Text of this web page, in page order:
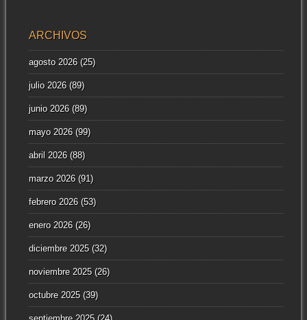
ARCHIVOS
agosto 2026(25)
julio 2026(89)
junio 2026(89)
mayo 2026(99)
abril 2026(88)
marzo 2026(91)
febrero 2026(53)
enero 2026(26)
diciembre 2025(32)
noviembre 2025(26)
octubre 2025(39)